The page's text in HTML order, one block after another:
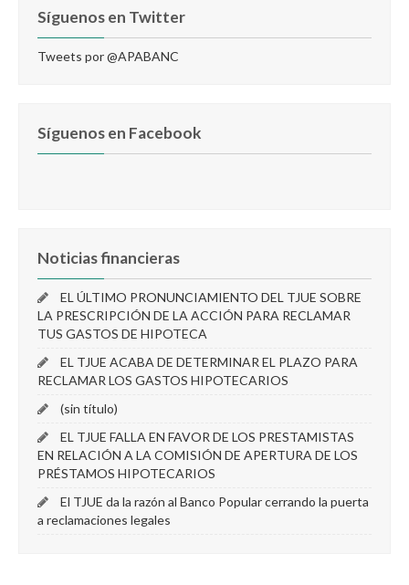
Síguenos en Twitter
Tweets por @APABANC
Síguenos en Facebook
Noticias financieras
EL ÚLTIMO PRONUNCIAMIENTO DEL TJUE SOBRE
LA PRESCRIPCIÓN DE LA ACCIÓN PARA RECLAMAR
TUS GASTOS DE HIPOTECA
EL TJUE ACABA DE DETERMINAR EL PLAZO PARA
RECLAMAR LOS GASTOS HIPOTECARIOS
(sin título)
EL TJUE FALLA EN FAVOR DE LOS PRESTAMISTAS
EN RELACIÓN A LA COMISIÓN DE APERTURA DE LOS
PRÉSTAMOS HIPOTECARIOS
El TJUE da la razón al Banco Popular cerrando la puerta
a reclamaciones legales